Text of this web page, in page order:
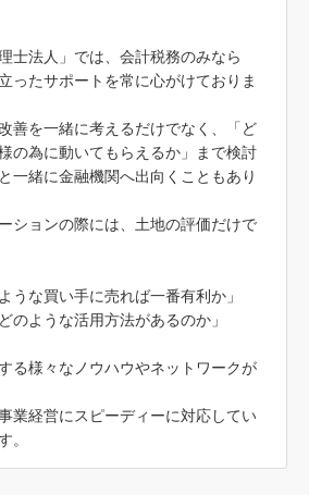
士法人」では、会計税務のみなら
ったサポートを常に心がけておりま
善を一緒に考えるだけでなく、「ど
の為に動いてもらえるか」まで検討
一緒に金融機関へ出向くこともあり
ションの際には、土地の評価だけで
うな買い手に売れば一番有利か」
のような活用方法があるのか」
る様々なノウハウやネットワークが
業経営にスピーディーに対応してい
。